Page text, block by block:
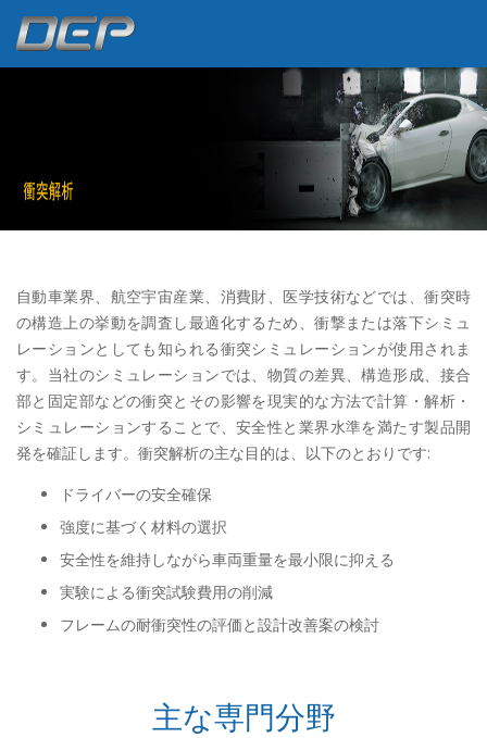
自動車業界、航空宇宙産業、消費財、医学技術などでは、衝突時
の構造上の挙動を調査し最適化するため、衝撃または落下シミュ
レーションとしても知られる衝突シミュレーションが使用されま
す。当社のシミュレーションでは、物質の差異、構造形成、接合
部と固定部などの衝突とその影響を現実的な方法で計算・解析・
シミュレーションすることで、安全性と業界水準を満たす製品開
発を確証します。衝突解析の主な目的は、以下のとおりです:
ドライバーの安全確保
強度に基づく材料の選択
安全性を維持しながら車両重量を最小限に抑える
実験による衝突試験費用の削減
フレームの耐衝突性の評価と設計改善案の検討
主な専門分野